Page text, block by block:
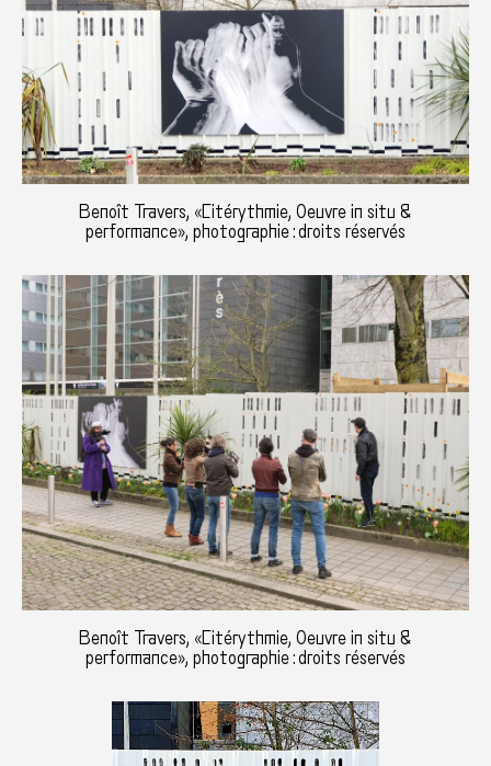
Benoît Travers, «Citérythmie, Oeuvre in situ &
performance», photographie : droits réservés
Benoît Travers, «Citérythmie, Oeuvre in situ &
performance», photographie : droits réservés